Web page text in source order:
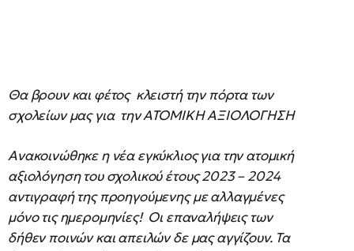
Θα βρουν και φέτος κλειστή την πόρτα των
σχολείων μας για την ΑΤΟΜΙΚΗ ΑΞΙΟΛΟΓΗΣΗ
Ανακοινώθηκε η νέα εγκύκλιος για την ατομική
αξιολόγηση του σχολικού έτους 2023 – 2024
αντιγραφή της προηγούμενης με αλλαγμένες
μόνο τις ημερομηνίες! Οι επαναλήψεις των
δήθεν ποινών και απειλών δε μας αγγίζουν. Τα